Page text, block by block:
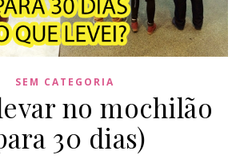
SEM CATEGORIA
no mochilão
30 dias)